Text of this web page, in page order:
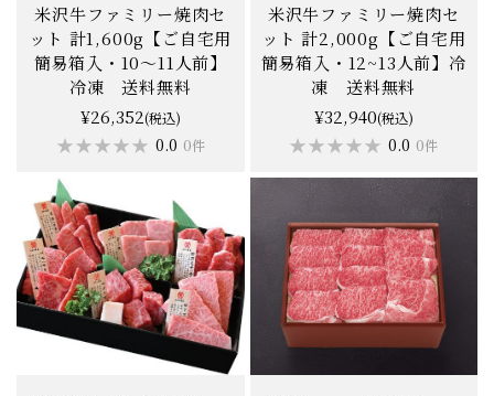
米沢牛ファミリー焼肉セ
ット 計1,600g【ご自宅用
簡易箱入・10〜11人前】
冷凍 送料無料
¥26,352(税込)
★★★★★
★★★★★ 0.0 0件
米沢牛ファミリー焼肉セ
ット 計2,000g【ご自宅用
簡易箱入・12~13人前】冷
凍 送料無料
¥32,940(税込)
★★★★★
★★★★★ 0.0 0件